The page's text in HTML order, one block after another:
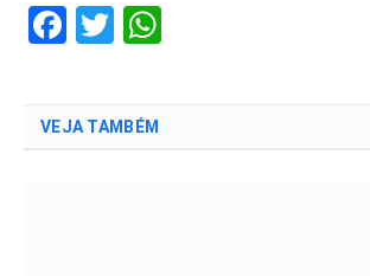
Facebook
Twitter
VEJA TAMBÉM